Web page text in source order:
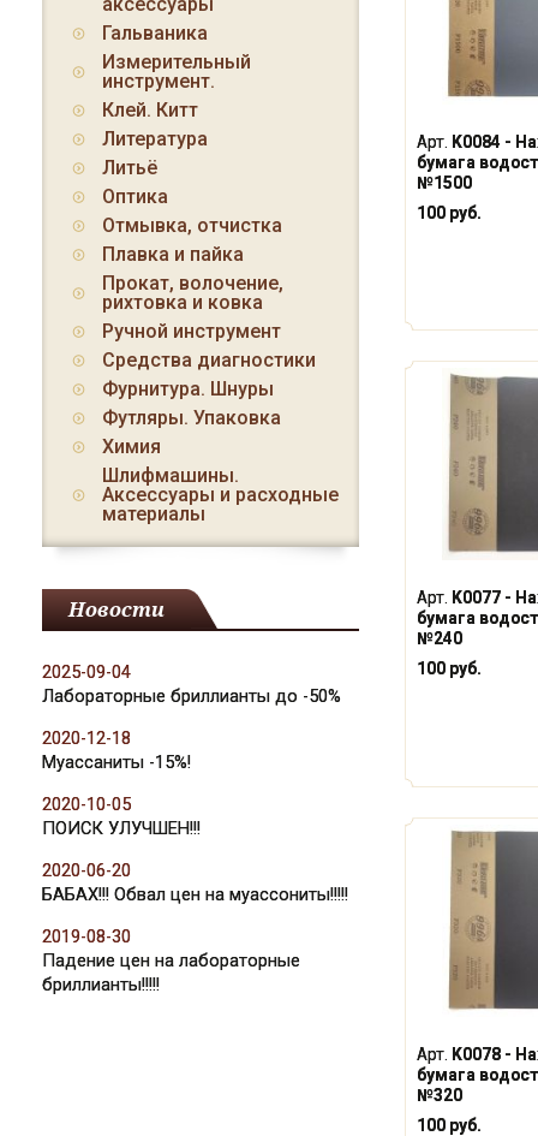
Арт. K0084 -
бумага
№1500
100 руб.
Арт. K0077 -
бумага
№240
100 руб.
Арт. K0078 -
бумага
№320
100 руб.
Гальваника
Измерительный
инструмент.
Клей. Китт
Литература
Литьё
Оптика
Отмывка, отчистка
Плавка и пайка
Прокат, волочение,
рихтовка и ковка
Ручной инструмент
Средства диагностики
Фурнитура. Шнуры
Футляры. Упаковка
Химия
Шлифмашины.
Аксессуары и расходные
материалы
Новости
2025-09-04
Лабораторные бриллианты до -50%
2020-12-18
Муассаниты -15%!
2020-10-05
ПОИСК УЛУЧШЕН!!!
2020-06-20
БАБАХ!!! Обвал цен на муассониты!!!!!
2019-08-30
Падение цен на лабораторные
бриллианты!!!!!